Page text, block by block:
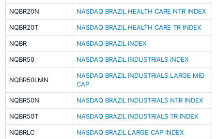
NQBR20N NASDAQ BRAZIL HEALTH CARE NTR INDEX
NQBR20T NASDAQ BRAZIL HEALTH CARE TR INDEX
NQBR NASDAQ BRAZIL INDEX
NQBR50 NASDAQ BRAZIL INDUSTRIALS INDEX
NQBR50LMN
NASDAQ BRAZIL INDUSTRIALS LARGE MID
CAP
NQBR50N NASDAQ BRAZIL INDUSTRIALS NTR INDEX
NQBR50T NASDAQ BRAZIL INDUSTRIALS TR INDEX
NQBRLC NASDAQ BRAZIL LARGE CAP INDEX